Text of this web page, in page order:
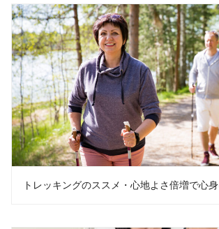
トレッキングのススメ・心地よさ倍増で心